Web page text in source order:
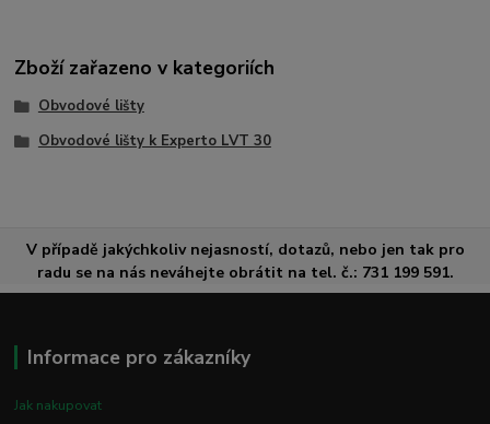
Zboží zařazeno v kategoriích
Obvodové lišty
Obvodové lišty k Experto LVT 30
V případě jakýchkoliv nejasností, dotazů, nebo jen tak pro
radu se na nás neváhejte obrátit na tel. č.: 731 199 591.
Informace pro zákazníky
Jak nakupovat